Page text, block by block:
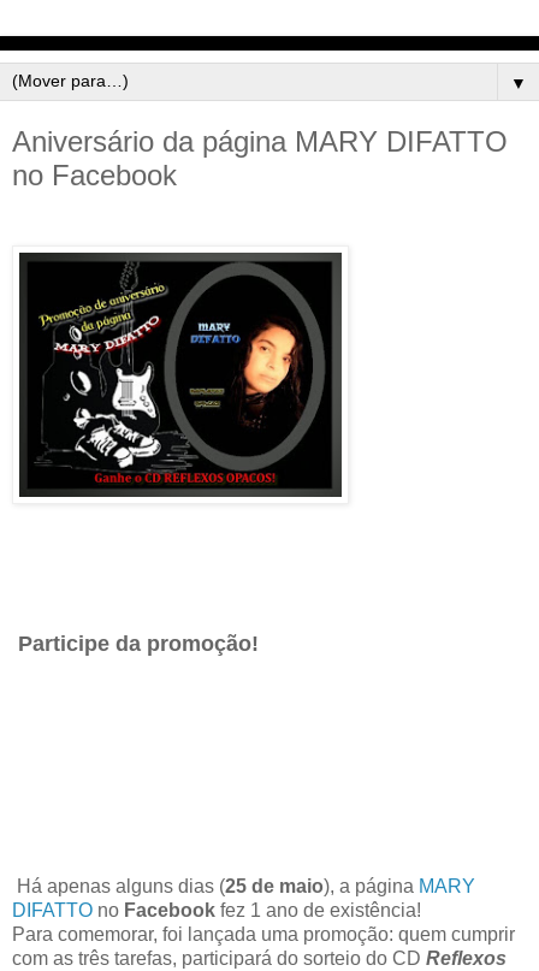
▼
Aniversário da página MARY DIFATTO
no Facebook
Participe da promoção!
Há apenas alguns dias (25 de maio), a página MARY
DIFATTO no Facebook fez 1 ano de existência!
Para comemorar, foi lançada uma promoção: quem cumprir
com as três tarefas, participará do sorteio do CD Reflexos